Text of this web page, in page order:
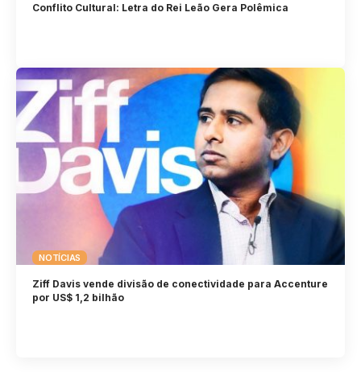
Conflito Cultural: Letra do Rei Leão Gera Polêmica
NOTÍCIAS
Ziff Davis vende divisão de conectividade para Accenture
por US$ 1,2 bilhão